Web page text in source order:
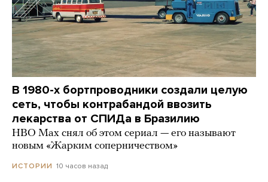
В 1980-х бортпроводники создали целую
сеть, чтобы контрабандой ввозить
лекарства от СПИДа в Бразилию
HBO Max снял об этом сериал — его называют
новым «Жарким соперничеством»
ИСТОРИИ 10 часов назад